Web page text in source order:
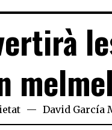
David García